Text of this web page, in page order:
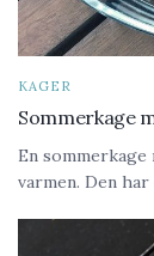
KAGER
Sommerkage
En
varmen. Den